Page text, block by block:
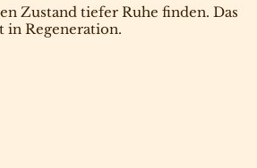
Zustand tiefer Ruhe finden. Das
in Regeneration.